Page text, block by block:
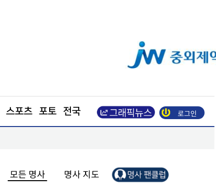
스포츠 포토 전국 로그인
모든 명사 명사 지도